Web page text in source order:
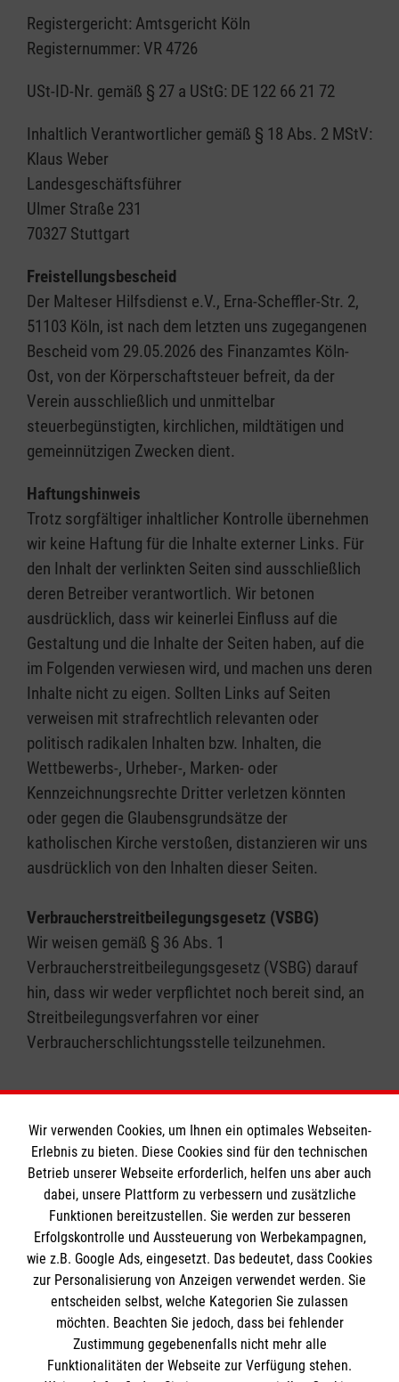
Registergericht: Amtsgericht Köln
Registernummer: VR 4726
USt-ID-Nr. gemäß § 27 a UStG: DE 122 66 21 72
Inhaltlich Verantwortlicher gemäß § 18 Abs. 2 MStV:
Klaus Weber
Landesgeschäftsführer
Ulmer Straße 231
70327 Stuttgart
Freistellungsbescheid
Der Malteser Hilfsdienst e.V., Erna-Scheffler-Str. 2,
51103 Köln, ist nach dem letzten uns zugegangenen
Bescheid vom 29.05.2026 des Finanzamtes Köln-
Ost, von der Körperschaftsteuer befreit, da der
Verein ausschließlich und unmittelbar
steuerbegünstigten, kirchlichen, mildtätigen und
gemeinnützigen Zwecken dient.
Haftungshinweis
Trotz sorgfältiger inhaltlicher Kontrolle übernehmen
wir keine Haftung für die Inhalte externer Links. Für
den Inhalt der verlinkten Seiten sind ausschließlich
deren Betreiber verantwortlich. Wir betonen
ausdrücklich, dass wir keinerlei Einfluss auf die
Gestaltung und die Inhalte der Seiten haben, auf die
im Folgenden verwiesen wird, und machen uns deren
Inhalte nicht zu eigen. Sollten Links auf Seiten
verweisen mit strafrechtlich relevanten oder
politisch radikalen Inhalten bzw. Inhalten, die
Wettbewerbs-, Urheber-, Marken- oder
Kennzeichnungsrechte Dritter verletzen könnten
oder gegen die Glaubensgrundsätze der
katholischen Kirche verstoßen, distanzieren wir uns
ausdrücklich von den Inhalten dieser Seiten.
Verbraucherstreitbeilegungsgesetz (VSBG)
Wir weisen gemäß § 36 Abs. 1
Verbraucherstreitbeilegungsgesetz (VSBG) darauf
hin, dass wir weder verpflichtet noch bereit sind, an
Streitbeilegungsverfahren vor einer
Verbraucherschlichtungsstelle teilzunehmen.
Informationen
Impressum
Datenschutz
Barrierefreiheit
Kontakt
Die Malteser
Malteser in Deutschland
Malteserorden
Spendenkonto
Wir verwenden Cookies, um Ihnen ein optimales Webseiten-
Erlebnis zu bieten. Diese Cookies sind für den technischen
Betrieb unserer Webseite erforderlich, helfen uns aber auch
dabei, unsere Plattform zu verbessern und zusätzliche
Funktionen bereitzustellen. Sie werden zur besseren
Erfolgskontrolle und Aussteuerung von Werbekampagnen,
wie z.B. Google Ads, eingesetzt. Das bedeutet, dass Cookies
zur Personalisierung von Anzeigen verwendet werden. Sie
entscheiden selbst, welche Kategorien Sie zulassen
möchten. Beachten Sie jedoch, dass bei fehlender
Zustimmung gegebenenfalls nicht mehr alle
Funktionalitäten der Webseite zur Verfügung stehen.